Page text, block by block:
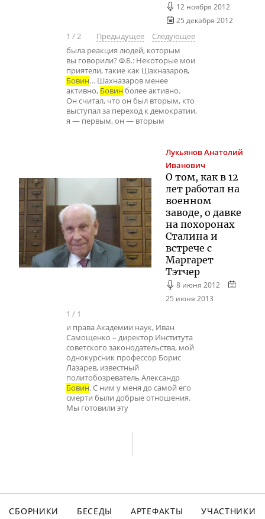
12 ноября 2012
25 декабря 2012
1 /2 Предыдущее
Следующее
была реакция людей, которым
вы говорили? Ф.Б.: Некоторые мои
приятели, такие как Шахназаров,
Бовин… Шахназаров менее
активно, Бовин более активно.
Он считал, что он был вторым, кто
выступал за переход к демократии,
я — первым, он — вторым
ЛукьяновАнатолий
Иванович
О том, как в 12
лет работал на
военном
заводе, о давке
на похоронах
Сталина и
встрече с
Маргарет
Тэтчер
8 июня 2012
25 июня 2013
1 / 1
и права Академии наук, Иван
Самощенко – директор Института
советского законодательства, мой
однокурсник профессор Борис
Лазарев, известный
политобозреватель Александр
Бовин. С ним у меня до самой его
смерти были добрые отношения.
Мы готовили эту
СБОРНИКИ БЕСЕДЫ АРТЕФАКТЫ
УЧАСТНИКИ